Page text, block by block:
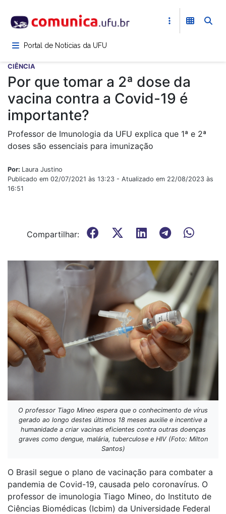
para
conteúdoPortal de Notícias da UFU
CIÊNCIA
Por que tomar a 2ª dose da
vacina contra a Covid-19 é
importante?
Professor de Imunologia da UFU explica que 1ª e 2ª
doses são essenciais para imunização
Por: Laura Justino
Publicado em 02/07/2021 às 13:23 - Atualizado em 22/08/2023 às
16:51
Compartilhar:
O professor Tiago Mineo espera que o conhecimento de vírus
gerado ao longo destes últimos 18 meses auxilie e incentive a
humanidade a criar vacinas eficientes contra outras doenças
graves como dengue, malária, tuberculose e HIV (Foto: Milton
Santos)
O Brasil segue o plano de vacinação para combater a
pandemia de Covid-19, causada pelo coronavírus. O
professor de imunologia Tiago Mineo, do Instituto de
Ciências Biomédicas (Icbim) da Universidade Federal